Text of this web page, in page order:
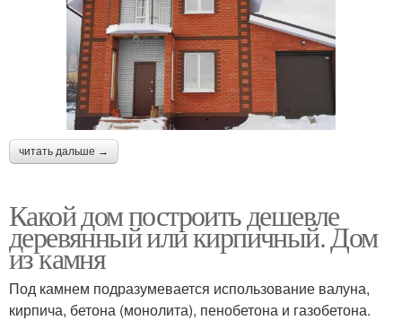
читать дальше →
Какой дом построить дешевле
деревянный или кирпичный. Дом
из камня
Под камнем подразумевается использование валуна,
кирпича, бетона (монолита), пенобетона и газобетона.